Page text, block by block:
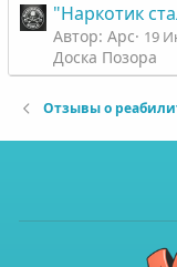
"Наркотик
Автор: Арс 19
Доска Позора
Отзывы о